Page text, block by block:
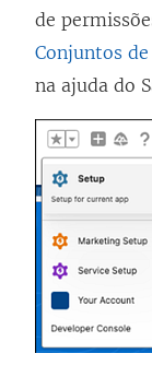
de
Conjuntos
na ajuda do